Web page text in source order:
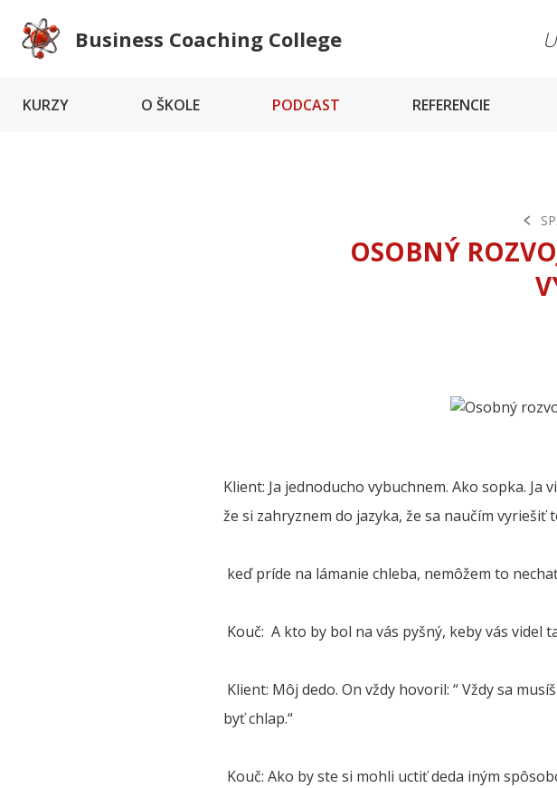
Business Coaching College
KURZY O ŠKOLE PODCAST REFERENCIE
OSOBNÝ
Klient: Ja jednoducho vybuchnem. Ako sopka.
že si zahryznem do jazyka, že sa naučím vyriešiť
keď príde na lámanie chleba, nemôžem to
Kouč: A kto by bol na vás pyšný, keby vás videl
Klient: Môj dedo. On vždy hovoril: “ Vždy sa
byť chlap.“
Kouč: Ako by ste si mohli uctiť deda iným